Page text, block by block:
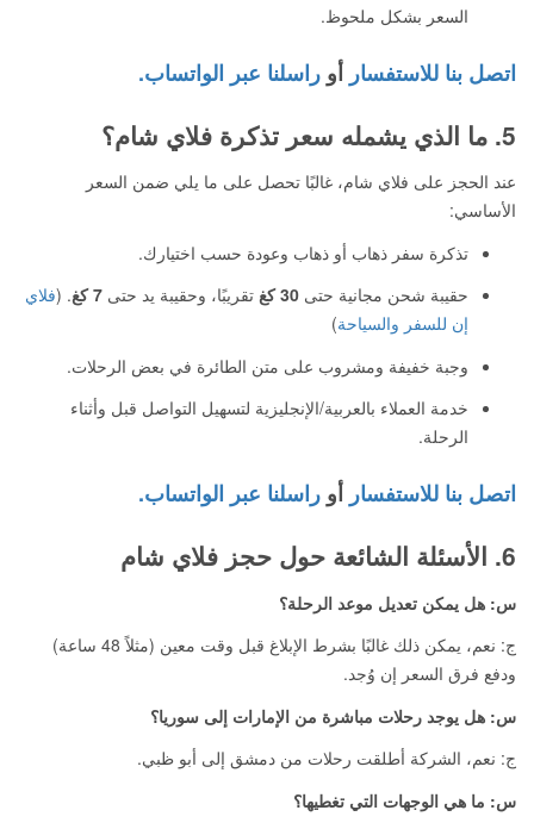
السعر بشكل ملحوظ.
اتصل بنا للاستفسار أو راسلنا عبر الواتساب.
5. ما الذي يشمله سعر تذكرة فلاي شام؟
عند الحجز على فلاي شام، غالبًا تحصل على ما يلي ضمن السعر
الأساسي:
تذكرة سفر ذهاب أو ذهاب وعودة حسب اختيارك.
حقيبة شحن مجانية حتى 30 كغ تقريبًا، وحقيبة يد حتى 7 كغ . (فلاي
إن للسفر والسياحة)
وجبة خفيفة ومشروب على متن الطائرة في بعض الرحلات.
خدمة العملاء بالعربية/الإنجليزية لتسهيل التواصل قبل وأثناء
الرحلة.
اتصل بنا للاستفسار أو راسلنا عبر الواتساب.
6. الأسئلة الشائعة حول حجز فلاي شام
س: هل يمكن تعديل موعد الرحلة؟
ج: نعم، يمكن ذلك غالبًا بشرط الإبلاغ قبل وقت معين (مثلاً 48 ساعة)
ودفع فرق السعر إن وُجد.
س: هل يوجد رحلات مباشرة من الإمارات إلى سوريا؟
ج: نعم، الشركة أطلقت رحلات من دمشق إلى أبو ظبي.
س: ما هي الوجهات التي تغطيها؟